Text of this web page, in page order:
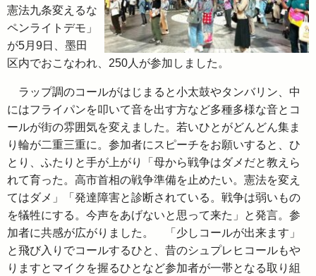
憲法九条変えるな
ペンライトデモ」
が5月9日、墨田
区内でおこなわれ、250人が参加しました。
ラップ調のコールがはじまると小太鼓やタンバリン、中
にはフライパンを叩いて音を出す方など多種多様な音とコ
ールが街の雰囲気を変えました。若いひとがどんどん集ま
り輪が二重三重に。参加者にスピーチをお願いすると、ひ
とり、ふたりと手が上がり「母から戦争はダメだと教えら
れて育った。高市首相の戦争準備を止めたい。憲法を変え
てはダメ」「発達障害と診断されている。戦争は弱いもの
を犠牲にする。今声をあげないと思って来た」と発言。参
加者に共感が広がりました。 「少しコールが出来ます」
と飛び入りでコールするひと、昔のシュプレヒコールもや
りますとマイクを握るひとなど参加者が一帯となる取り組